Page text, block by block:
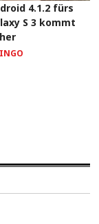
4.1.2 fürs
S 3 kommt
INGO